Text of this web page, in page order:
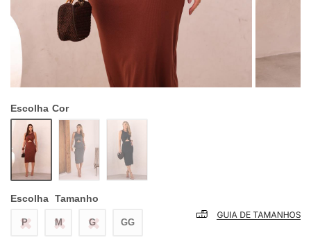
Escolha Cor
Escolha Tamanho
P M G GG